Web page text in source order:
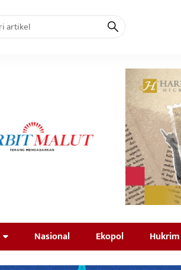
Nasional Ekopol Hukrim